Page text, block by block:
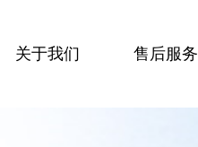
关于我们 售后服务